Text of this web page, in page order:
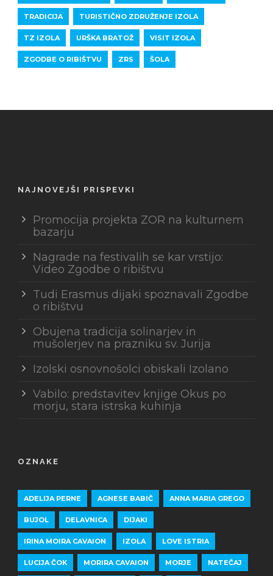
TRADICIJA TURISTIČNO ZDRUŽENJE IZOLA
TZ IZOLA URŠKA BRATOŽ VISIT IZOLA
ZGODBE O RIBIŠTVU ZRS ŠOLA
NAJNOVEJŠI PRISPEVKI
Promocija projekta ZOR na kulturnem
bazarju
Nagrade na festivalih se kar vrstijo:
Video Zgodbe o ribištvu
Tudi Erasmus dijaki spoznavali Zgodbe
o ribištvu
Obujena tradicija solinarjev in
mušolerjev na prazniku sv. Jurija
Izolski osnovnošolci obiskali Izolano
Vabilo: predstavitev knjige Okus po
morju, stara istrska kuhinja
OZNAKE
ADELIJA PERNE AGNESE BABIČ ANNA MARIA GREGO
BUJOL DELAVNICA DIJAKI
IRINA MOIRA CAVAION IZOLA LOVE ISTRIA
LUCIJA ČOK MORIRA CAVAION MORJE NATEČAJ